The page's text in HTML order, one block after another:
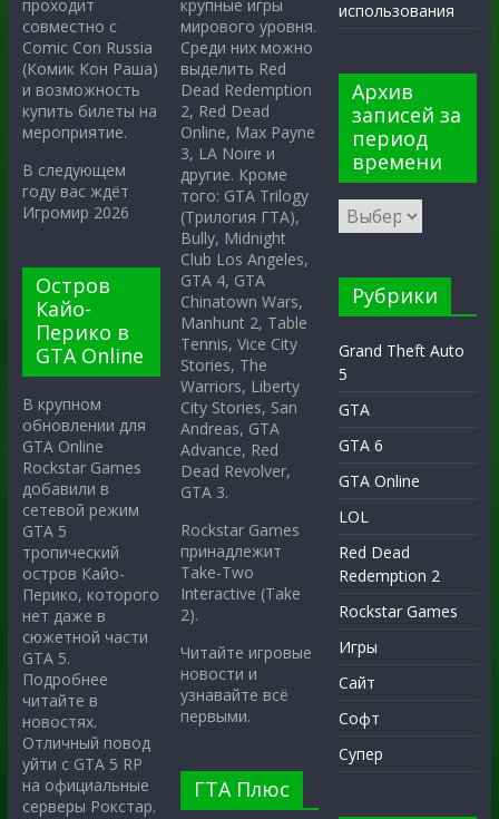
проходит
совместно с
Comic Con Russia
(Комик Кон Раша)
и возможность
купить билеты на
мероприятие.
В следующем
году вас ждёт
Игромир 2026
Остров
Кайо-
Перико в
GTA Online
В крупном
обновлении для
GTA Online
Rockstar Games
добавили в
сетевой режим
GTA 5
тропический
остров Кайо-
Перико, которого
нет даже в
сюжетной части
GTA 5.
Подробнее
читайте в
новостях.
Отличный повод
уйти с GTA 5 RP
на официальные
серверы Рокстар.
крупные игры
мирового уровня.
Среди них можно
выделить Red
Dead Redemption
2, Red Dead
Online, Max Payne
3, LA Noire и
другие. Кроме
того: GTA Trilogy
(Трилогия ГТА),
Bully, Midnight
Club Los Angeles,
GTA 4, GTA
Chinatown Wars,
Manhunt 2, Table
Tennis, Vice City
Stories, The
Warriors, Liberty
City Stories, San
Andreas, GTA
Advance, Red
Dead Revolver,
GTA 3.
Rockstar Games
принадлежит
Take-Two
Interactive (Take
2).
Читайте игровые
новости и
узнавайте всё
первыми.
ГТА Плюс
использования
Архив
записей за
период
времени
Рубрики
Grand Theft Auto
5
GTA
GTA 6
GTA Online
LOL
Red Dead
Redemption 2
Rockstar Games
Игры
Сайт
Софт
Супер